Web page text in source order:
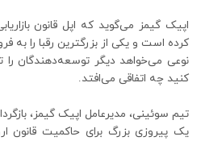
اپیک گیمز می‌گوید که اپل قانون
کرده است و یکی از بزرگترین رقبا را به
نوعی می‌خواهد دیگر توسعه‌دهندگان را
کنید چه اتفاقی می‌افتد.
تیم سوئینی، مدیرعامل اپیک گیمز،
یک پیروزی بزرگ برای حاکمیت قانون